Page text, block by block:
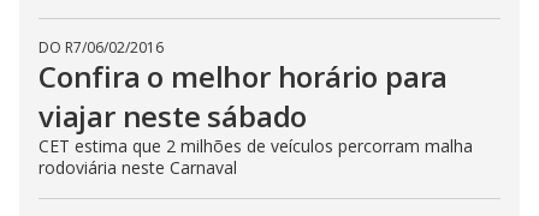
DO R7/06/02/2016
Confira o melhor horário para
viajar neste sábado
CET estima que 2 milhões de veículos percorram malha
rodoviária neste Carnaval